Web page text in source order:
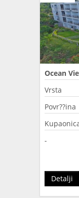
Ocean
Vrsta
Povr??ina
-
Detalji